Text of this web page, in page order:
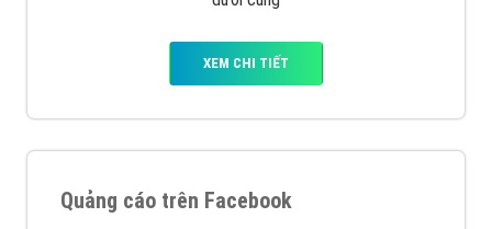
Quảng cáo trên Google